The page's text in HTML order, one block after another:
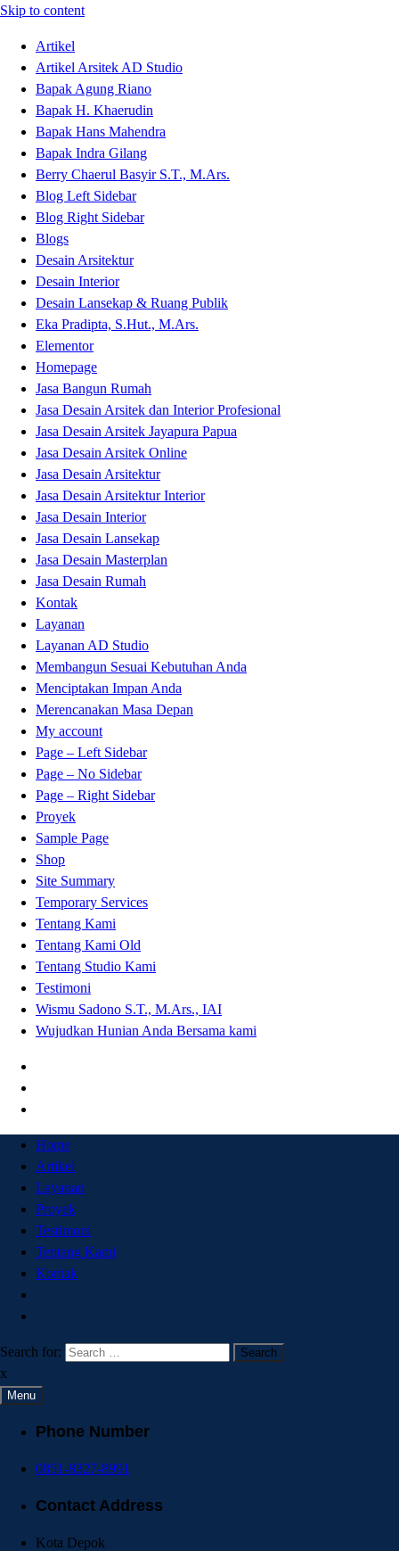
Skip to content
Artikel
Artikel Arsitek AD Studio
Bapak Agung Riano
Bapak H. Khaerudin
Bapak Hans Mahendra
Bapak Indra Gilang
Berry Chaerul Basyir S.T., M.Ars.
Blog Left Sidebar
Blog Right Sidebar
Blogs
Desain Arsitektur
Desain Interior
Desain Lansekap & Ruang Publik
Eka Pradipta, S.Hut., M.Ars.
Elementor
Homepage
Jasa Bangun Rumah
Jasa Desain Arsitek dan Interior Profesional
Jasa Desain Arsitek Jayapura Papua
Jasa Desain Arsitek Online
Jasa Desain Arsitektur
Jasa Desain Arsitektur Interior
Jasa Desain Interior
Jasa Desain Lansekap
Jasa Desain Masterplan
Jasa Desain Rumah
Kontak
Layanan
Layanan AD Studio
Membangun Sesuai Kebutuhan Anda
Menciptakan Impan Anda
Merencanakan Masa Depan
My account
Page – Left Sidebar
Page – No Sidebar
Page – Right Sidebar
Proyek
Sample Page
Shop
Site Summary
Temporary Services
Tentang Kami
Tentang Kami Old
Tentang Studio Kami
Testimoni
Wismu Sadono S.T., M.Ars., IAI
Wujudkan Hunian Anda Bersama kami
Home
Artikel
Layanan
Proyek
Testimoni
Tentang Kami
Kontak
Search for:
x
Menu
Phone Number
0851-8327-8991
Contact Address
Kota Depok